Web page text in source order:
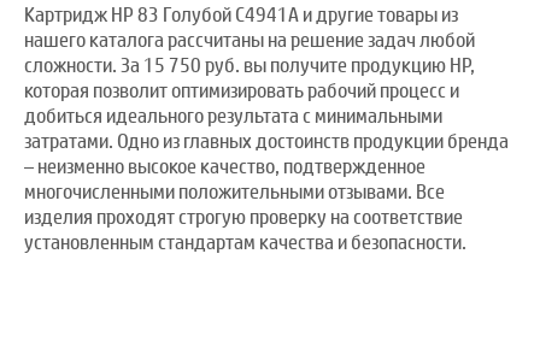
Картридж HP 83 Голубой C4941A и другие товары из
нашего каталога рассчитаны на решение задач любой
сложности. За 15 750 руб. вы получите продукцию HP,
которая позволит оптимизировать рабочий процесс и
добиться идеального результата с минимальными
затратами. Одно из главных достоинств продукции бренда
– неизменно высокое качество, подтвержденное
многочисленными положительными отзывами. Все
изделия проходят строгую проверку на соответствие
установленным стандартам качества и безопасности.